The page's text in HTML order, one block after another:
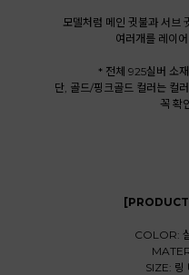
모델처럼 메인 귓불과 서브
여러개를 레이
* 전체 925실버 소
단, 골드/핑크골드 컬러는 컬
꼭 확
COLOR:
SIZE: